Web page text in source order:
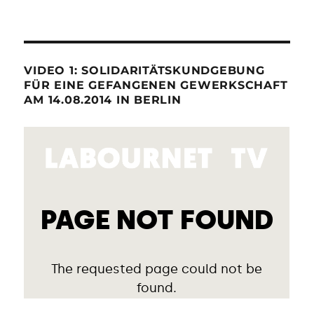
VIDEO 1: SOLIDARITÄTSKUNDGEBUNG
FÜR EINE GEFANGENEN GEWERKSCHAFT
AM 14.08.2014 IN BERLIN